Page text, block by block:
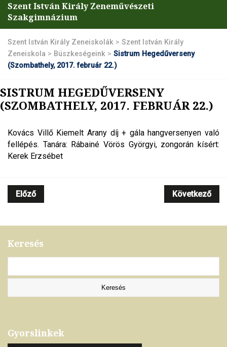
Szent István Király Zeneművészeti
Szakgimnázium
Szent István Király Zeneiskolák > Szent István Király
Zeneiskola > Büszkeségeink > Sistrum Hegedűverseny
(Szombathely, 2017. február 22.)
SISTRUM HEGEDŰVERSENY
(SZOMBATHELY, 2017. FEBRUÁR 22.)
Kovács Villő Kiemelt Arany díj + gála hangversenyen való
fellépés. Tanára: Rábainé Vörös Györgyi, zongorán kísért:
Kerek Erzsébet
Előző Következő
Keresés
Gyorslinkek